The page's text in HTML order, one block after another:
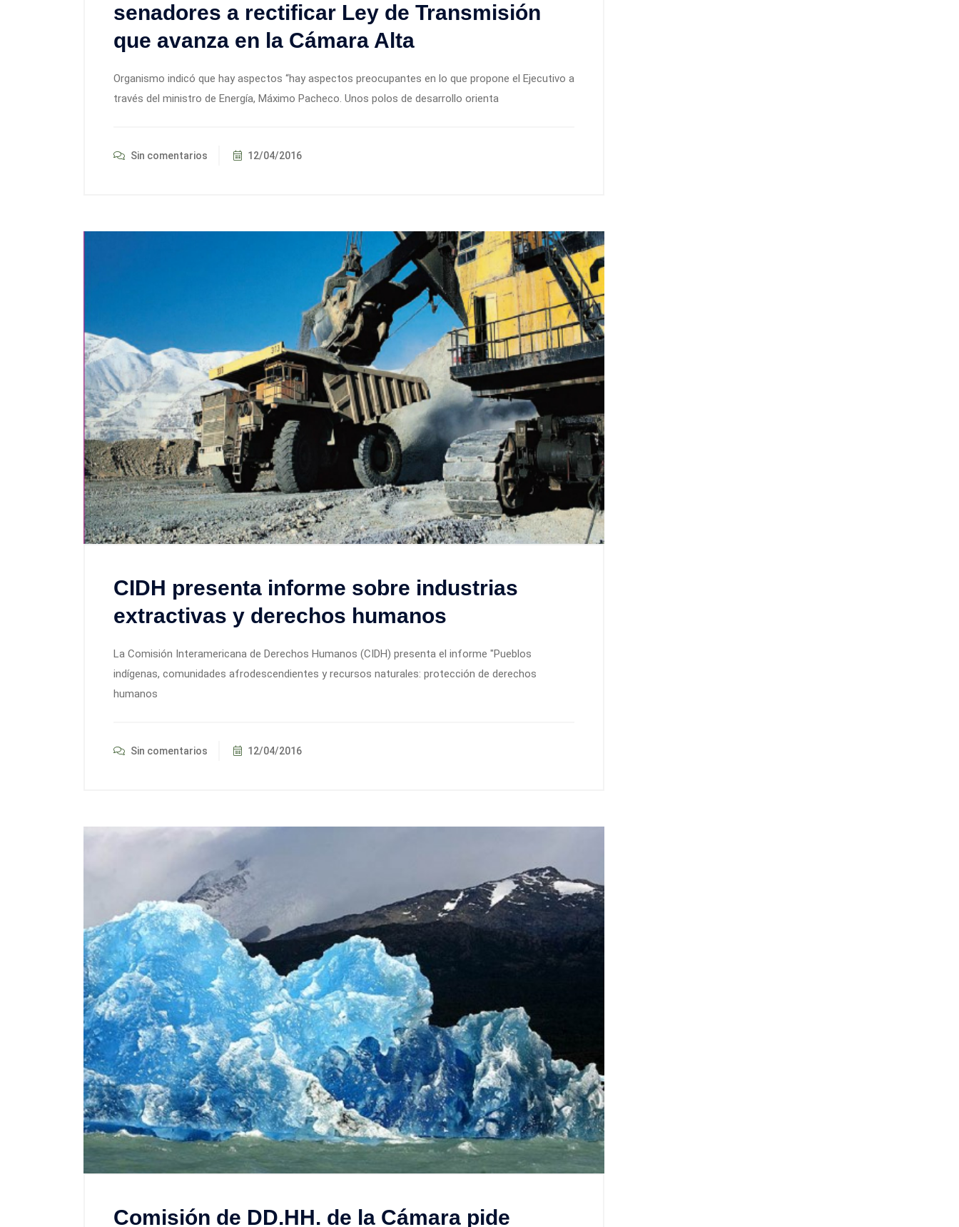
senadores a rectificar Ley de Transmisión
que avanza en la Cámara Alta
Organismo indicó que hay aspectos “hay aspectos preocupantes en lo que propone el Ejecutivo a
través del ministro de Energía, Máximo Pacheco. Unos polos de desarrollo orienta
Sin comentarios 12/04/2016
CIDH presenta informe sobre industrias
extractivas y derechos humanos
La Comisión Interamericana de Derechos Humanos (CIDH) presenta el informe "Pueblos
indígenas, comunidades afrodescendientes y recursos naturales: protección de derechos
humanos
Sin comentarios 12/04/2016
Comisión de DD.HH. de la Cámara pide